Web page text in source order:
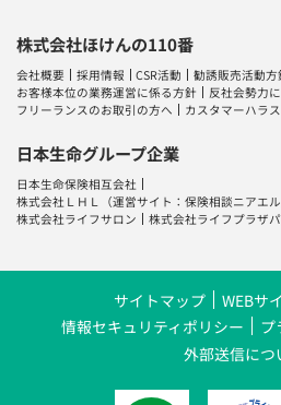
株式会社ほけんの110番
会社概要 採用情報 CSR活動
勧誘販売活動方
お客様本位の業務運営に係る方針
反社会勢力
フリーランスのお取引の方へ
カスタマーハラ
日本生命グループ企業
日本生命保険相互会社
株式会社ＬＨＬ （運営サイト：保険相談ニアエル
株式会社ライフサロン
株式会社ライフプラザ
サイトマップ
WEBサ
情報セキュリティポリシー
プ
外部送信につ